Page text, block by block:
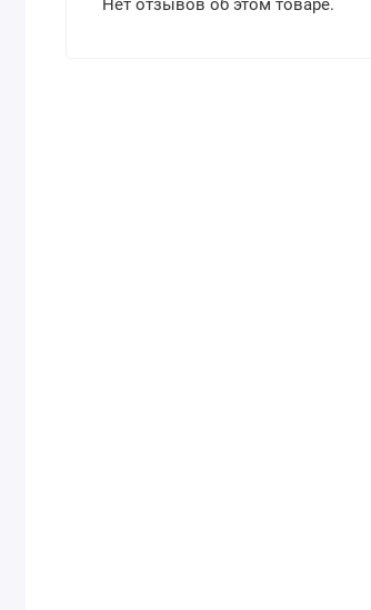
Нет отзывов об этом товаре.